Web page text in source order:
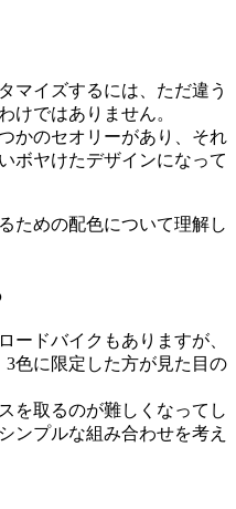
マイズするには、ただ違う
けではありません。
かのセオリーがあり、それ
ボヤけたデザインになって
ための配色について理解し
ードバイクもありますが、
色に限定した方が見た目の
を取るのが難しくなってし
ンプルな組み合わせを考え